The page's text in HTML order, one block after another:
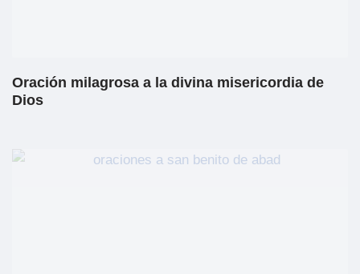
Oración milagrosa a la divina misericordia de
Dios